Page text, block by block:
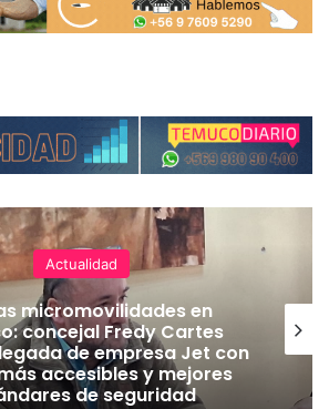
Actualidad
micromovilidades en
concejal Fredy Cartes
de empresa Jet con
accesibles y mejores
de seguridad